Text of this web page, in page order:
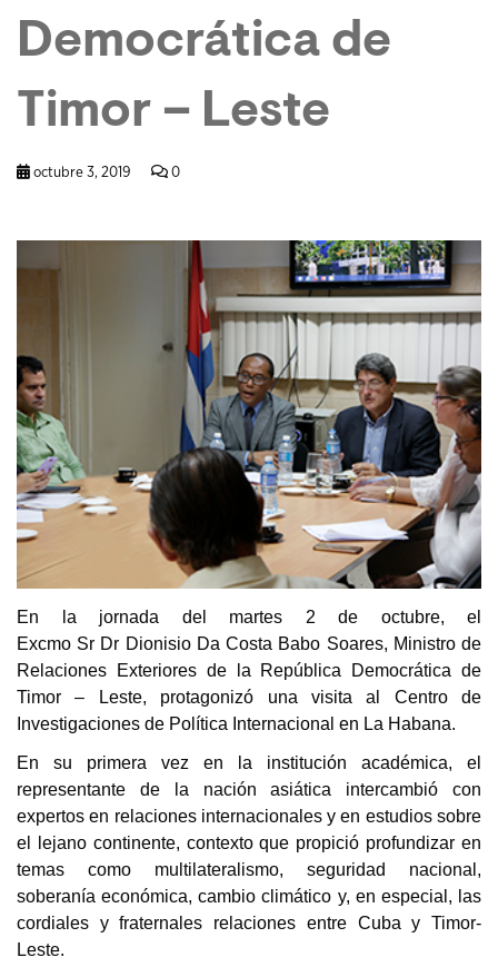
Democrática de
Timor – Leste
octubre 3, 2019 0
En la jornada del martes 2 de octubre, el
Excmo Sr Dr Dionisio Da Costa Babo Soares, Ministro de
Relaciones Exteriores de la República Democrática de
Timor – Leste, protagonizó una visita al Centro de
Investigaciones de Política Internacional en La Habana.
En su primera vez en la institución académica, el
representante de la nación asiática intercambió con
expertos en relaciones internacionales y en estudios sobre
el lejano continente, contexto que propició profundizar en
temas como multilateralismo, seguridad nacional,
soberanía económica, cambio climático y, en especial, las
cordiales y fraternales relaciones entre Cuba y Timor-
Leste.